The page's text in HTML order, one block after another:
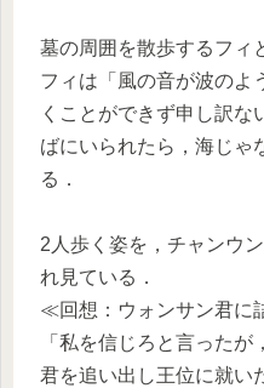
墓の周囲を散歩するフィ
フィは「風の音が波のよ
くことができず申し訳な
ばにいられたら，海じゃ
る．
2人歩く姿を，チャンウ
れ見ている．
≪回想：ウォンサン君に
「私を信じろと言った
君を追い出し王位に就い